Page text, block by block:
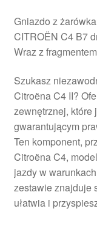
Gniazdo z
CITROËN C4 B7
Wraz z
Szukasz
Citroëna C4 II?
zewnętrznej, które
gwarantującym
Ten komponent,
Citroëna C4,
jazdy w
zestawie znajduje
ułatwia i